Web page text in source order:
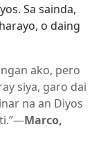
Sa sainda,
o daing
ako, pero
siya, garo dai
na an Diyos
Marco,